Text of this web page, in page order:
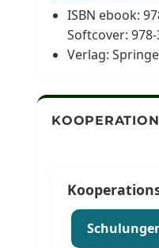
ISBN ebook:
Softcover:
Verlag: